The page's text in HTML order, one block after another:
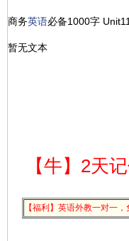
商务英语必备1000字 Unit11
暂无文本
【牛】2天
【福利】英语外教一对一